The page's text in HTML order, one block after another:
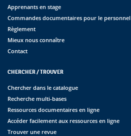
Apprenants en stage
Commandes documentaires pour le personnel
Règlement
Mieux nous connaître
Contact
CHERCHER / TROUVER
Chercher dans le catalogue
Recherche multi-bases
Ressources documentaires en ligne
Accéder facilement aux ressources en ligne
Trouver une revue